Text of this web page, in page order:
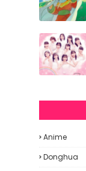
Anime
Donghua